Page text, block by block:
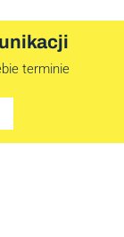
terminie